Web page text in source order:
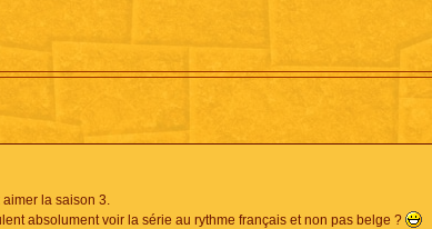
la saison 3.
absolument voir la série au rythme français et non pas belge ?